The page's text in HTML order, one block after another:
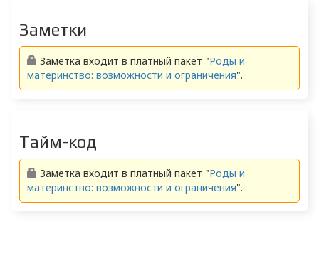
Заметки
Заметка входит в платный пакет "Роды и
материнство: возможности и ограничения".
Тайм-код
Заметка входит в платный пакет "Роды и
материнство: возможности и ограничения".